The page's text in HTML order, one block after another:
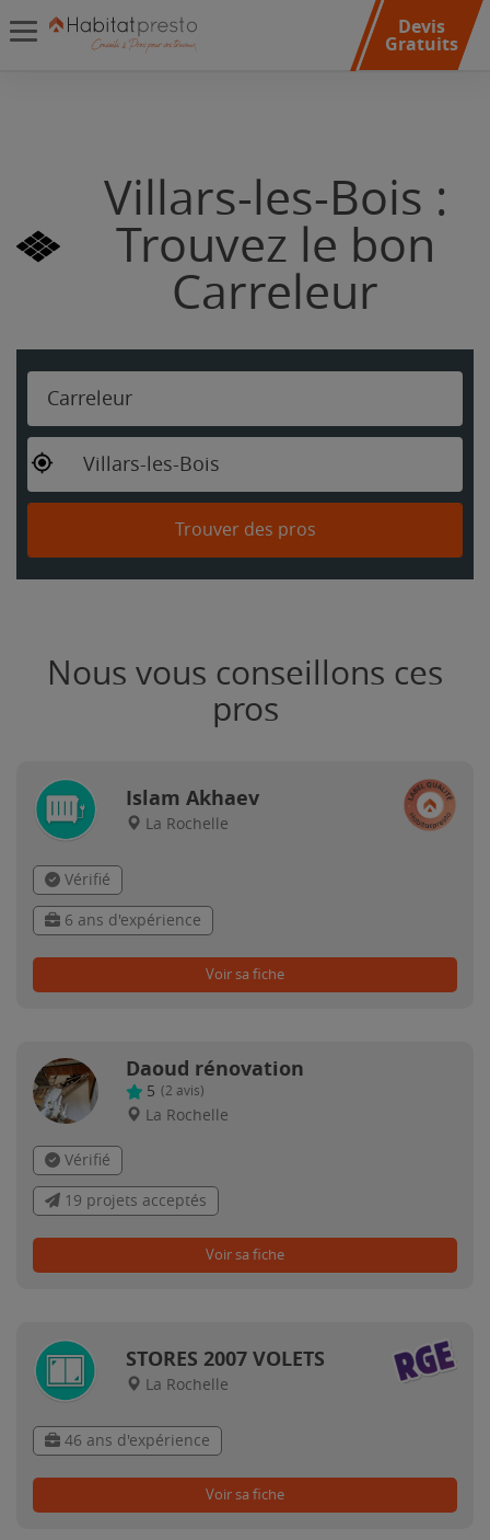
Devis
Gratuits
Villars-les-Bois :
Trouvez le bon
Carreleur
Carreleur
Villars-les-Bois
Trouver des pros
Nous vous conseillons ces
pros
Islam Akhaev
La Rochelle
Vérifié
6 ans d'expérience
Voir sa fiche
Daoud rénovation
5 (2 avis)
La Rochelle
Vérifié
19 projets acceptés
Voir sa fiche
STORES 2007 VOLETS
La Rochelle
46 ans d'expérience
Voir sa fiche